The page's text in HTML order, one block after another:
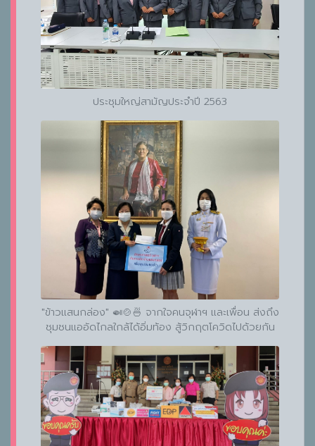
ประชุมใหญ่สามัญประจำปี 2563
"ข้าวแสนกล่อง" 🍛🍲🍜 จากใจคนจุฬาฯ และเพื่อน ส่งถึง
ชุมชนแออัดไกลใกล้ได้อิ่มท้อง สู้วิกฤตโควิดไปด้วยกัน